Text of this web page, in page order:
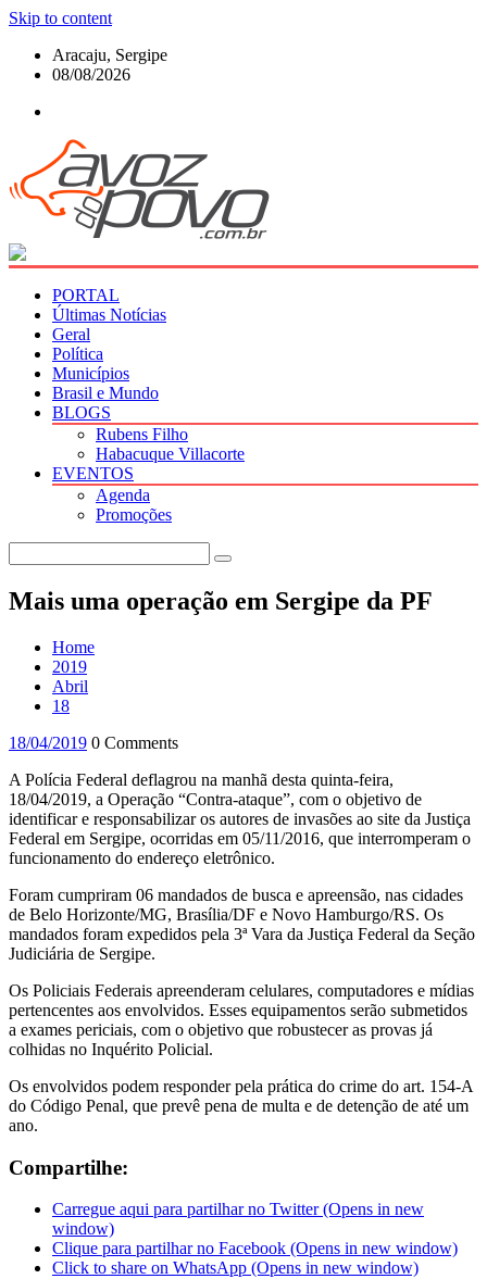
Skip to content
Aracaju, Sergipe
08/08/2026
PORTAL
Últimas Notícias
Geral
Política
Municípios
Brasil e Mundo
BLOGS
Rubens Filho
Habacuque Villacorte
EVENTOS
Agenda
Promoções
Mais uma operação em Sergipe da PF
Home
2019
Abril
18
18/04/2019 0 Comments
A Polícia Federal deflagrou na manhã desta quinta-feira,
18/04/2019, a Operação “Contra-ataque”, com o objetivo de
identificar e responsabilizar os autores de invasões ao site da Justiça
Federal em Sergipe, ocorridas em 05/11/2016, que interromperam o
funcionamento do endereço eletrônico.
Foram cumpriram 06 mandados de busca e apreensão, nas cidades
de Belo Horizonte/MG, Brasília/DF e Novo Hamburgo/RS. Os
mandados foram expedidos pela 3ª Vara da Justiça Federal da Seção
Judiciária de Sergipe.
Os Policiais Federais apreenderam celulares, computadores e mídias
pertencentes aos envolvidos. Esses equipamentos serão submetidos
a exames periciais, com o objetivo que robustecer as provas já
colhidas no Inquérito Policial.
Os envolvidos podem responder pela prática do crime do art. 154-A
do Código Penal, que prevê pena de multa e de detenção de até um
ano.
Compartilhe:
Carregue aqui para partilhar no Twitter (Opens in new
window)
Clique para partilhar no Facebook (Opens in new window)
Click to share on WhatsApp (Opens in new window)